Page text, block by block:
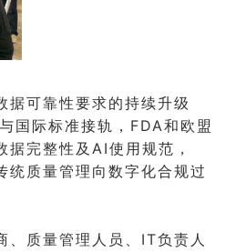
据可靠性要求的持续升级
际标准接轨，FDA和欧盟
完整性及AI使用规范，
质量管理向数字化合规过
、质量管理人员、IT负责人